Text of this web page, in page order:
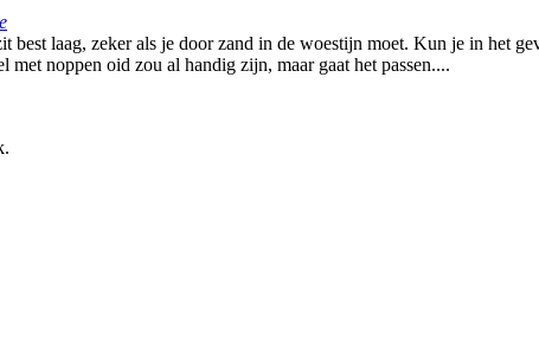
laag, zeker als je door zand in de woestijn moet. Kun je in het
noppen oid zou al handig zijn, maar gaat het passen....